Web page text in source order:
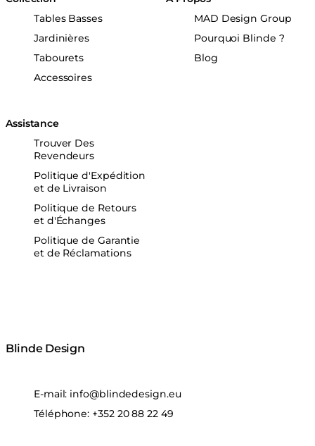
Tables Basses
Jardinières
Tabourets
Accessoires
MAD Design Group
Pourquoi Blinde ?
Blog
Assistance
Trouver Des
Revendeurs
Politique d'Expédition
et de Livraison
Politique de Retours
et d'Échanges
Politique de Garantie
et de Réclamations
Blinde Design
E-mail: info@blindedesign.eu
Téléphone: +352 20 88 22 49